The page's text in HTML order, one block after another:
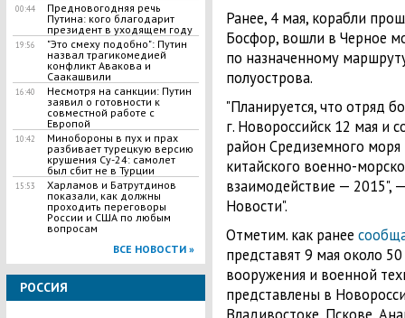
00:44
Предновогодняя речь
Путина: кого благодарит
президент в уходящем году
19:56
"Это смеху подобно": Путин
назвал трагикомедией
конфликт Авакова и
Саакашвили
16:40
Несмотря на санкции: Путин
заявил о готовности к
совместной работе с
Европой
10:42
Минобороны в пух и прах
разбивает турецкую версию
крушения Су-24: самолет
был сбит не в Турции
15:53
Харламов и Батрутдинов
показали, как должны
проходить переговоры
России и США по любым
вопросам
ВСЕ НОВОСТИ »
РОССИЯ
Ранее, 4 мая, корабли
Босфор, вошли в Черное
по назначенному
полуострова.
"Планируется, что отряд
г. Новороссийск 12 мая и
район Средиземного моря
китайского военно-
взаимодействие — 2015",
Новости".
Отметим. как ранее
представят 9 мая около
вооружения и военной
представлены в
Владивостоке, Пскове,